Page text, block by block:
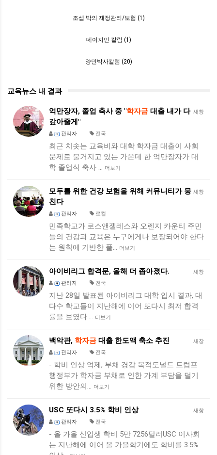
조셉 박의 재정관리/보험 (1)
데이지민 칼럼 (1)
양민박사칼럼 (20)
교육뉴스 내 결과
새창
억만장자, 졸업 축사 중 "학자금 대출 내가 다
갚아줄게"
관리자 전국
최근 치솟는 교육비와 대학 학자금 대출이 사회
문제로 불거지고 있는 가운데 한 억만장자가 대
학 졸업식 축사 … 더보기
새창
모두를 위한 건강 보험을 위해 커뮤니티가 뭉
친다
관리자 로컬
민족학교가 로스앤젤레스와 오렌지 카운티 주민
들의 건강과 교육은 누구에게나 보장되어야 한다
는 원칙에 기반한 풀… 더보기
새창
아이비리그 합격문, 올해 더 좁아졌다.
관리자 전국
지난 28일 발표된 아이비리그 대학 입시 결과, 대
다수 학교들이 지난해에 이어 또다시 최저 합격
률을 보였다.… 더보기
새창
백악관, 학자금 대출 한도액 축소 추진
관리자 전국
- 학비 인상 억제, 부채 경감 목적도널드 트럼프
행정부가 학자금 부채로 인한 가계 부담을 덜기
위한 방안의… 더보기
새창
USC 또다시 3.5% 학비 인상
관리자 전국
- 올 가을 신입생 학비 5만 7256달러USC 이사회
는 지난해에 이어 올 가을학기에도 학비를 3.5%